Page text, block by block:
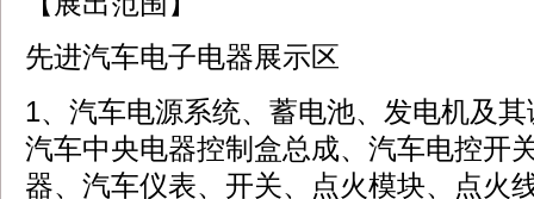
先进汽车电子电器展示区
1、汽车电源系统、蓄电池、发电机及
汽车中央电器控制盒总成、汽车电控开
器、汽车仪表、开关、点火模块、点火